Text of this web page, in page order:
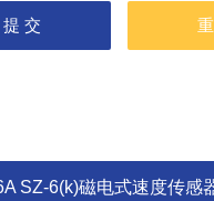
SZ-6(k)磁电式速度传感